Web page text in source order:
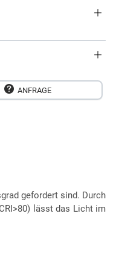
ANFRAGE
gefordert sind. Durch
lässt das Licht im